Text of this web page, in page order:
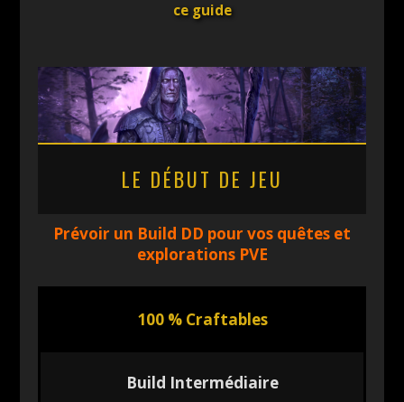
ce guide
LE DÉBUT DE JEU
Prévoir un Build DD pour vos quêtes et
explorations PVE
100 % Craftables
Build Intermédiaire